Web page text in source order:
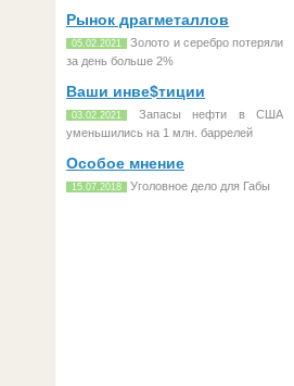
Рынок драгметаллов
05.02.2021
Золото и серебро потеряли
за день больше 2%
Ваши инве$тиции
03.02.2021
Запасы нефти в США
уменьшились на 1 млн. баррелей
Особое мнение
15.07.2018 Уголовное дело для Габы